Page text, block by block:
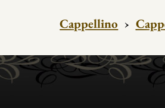
Cappellino ›